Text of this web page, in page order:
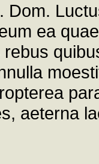
Dom.
ea
aeterna